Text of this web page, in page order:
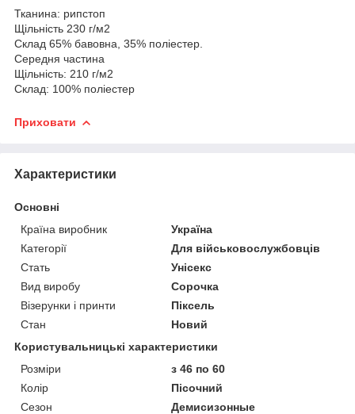
Тканина: рипстоп
Щільність 230 г/м2
Склад 65% бавовна, 35% поліестер.
Середня частина
Щільність: 210 г/м2
Склад: 100% поліестер
Приховати
Характеристики
Основні
Країна виробник
Україна
Категорії
Для військовослужбовців
Стать
Унісекс
Вид виробу
Сорочка
Візерунки і принти
Піксель
Стан
Новий
Користувальницькі характеристики
Розміри
з 46 по 60
Колір
Пісочний
Сезон
Демисизонные